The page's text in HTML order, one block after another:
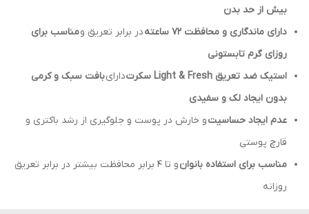
بیش از حد بدن
دارای ماندگاری و محافظت 72 ساعته
در برابر تعریق ومناسب برای
روزای گرم تابستونی
استیک ضد تعریق Light & Fresh سکرت
دارایبافت سبک و کرمی
بدون ایجاد لک و سفیدی
عدم ایجاد حساسیتو خارش در پوست و جلوگیری از رشد باکتری و
قارچ پوستی
مناسب برای استفاده بانوان
و تا 4 برابر محافظت بیشتر در برابر تعریق
روزانه